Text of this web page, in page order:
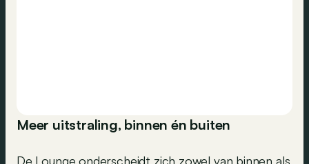
Meer uitstraling, binnen én buiten
De Lounge onderscheidt zich zowel van binnen als